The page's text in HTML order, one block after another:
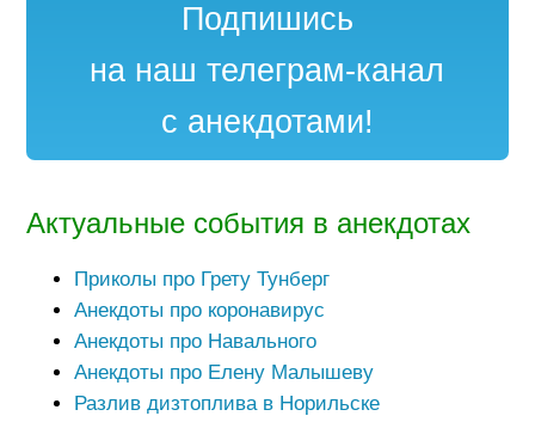
Подпишись
на наш телеграм-канал
с анекдотами!
Актуальные события в анекдотах
Приколы про Грету Тунберг
Анекдоты про коронавирус
Анекдоты про Навального
Анекдоты про Елену Малышеву
Разлив дизтоплива в Норильске